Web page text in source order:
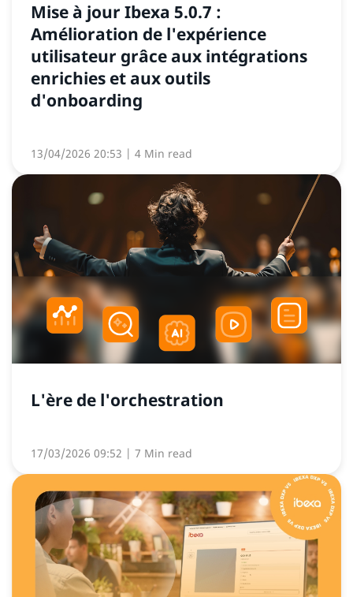
Mise à jour Ibexa 5.0.7 :
Amélioration de l'expérience
utilisateur grâce aux intégrations
enrichies et aux outils
d'onboarding
13/04/2026 20:53 | 4 Min read
L'ère de l'orchestration
17/03/2026 09:52 | 7 Min read